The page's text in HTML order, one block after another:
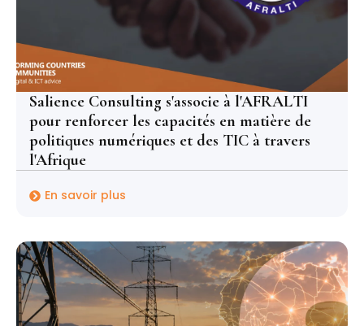
Salience Consulting s'associe à l'AFRALTI
pour renforcer les capacités en matière de
politiques numériques et des TIC à travers
l'Afrique
En savoir plus